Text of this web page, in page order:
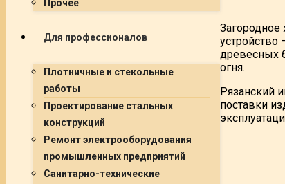
Прочее
Для профессионалов
Плотничные и стекольные
работы
Проектирование стальных
конструкций
Ремонт электрооборудования
промышленных предприятий
Санитарно-технические
древесных
огня.
Рязанский
поставки